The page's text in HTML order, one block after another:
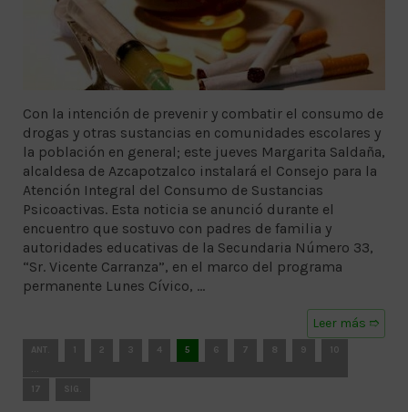
Con la intención de prevenir y combatir el consumo de
drogas y otras sustancias en comunidades escolares y
la población en general; este jueves Margarita Saldaña,
alcaldesa de Azcapotzalco instalará el Consejo para la
Atención Integral del Consumo de Sustancias
Psicoactivas. Esta noticia se anunció durante el
encuentro que sostuvo con padres de familia y
autoridades educativas de la Secundaria Número 33,
“Sr. Vicente Carranza”, en el marco del programa
permanente Lunes Cívico, …
Leer más ➱
ANT. 1 2 3 4 5 6 7 8 9
10
17
SIG.